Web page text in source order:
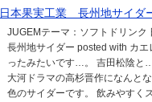
日本果実工業 長州地サイ
JUGEMテーマ：ソフトドリン
長州地サイダー posted with カ
ったみたいです…。 吉田松陰と
大河ドラマの高杉晋作になんと
色のサイダーです。 飲みやすく